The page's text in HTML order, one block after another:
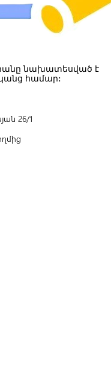
նախատեսված է
համար:
26/1